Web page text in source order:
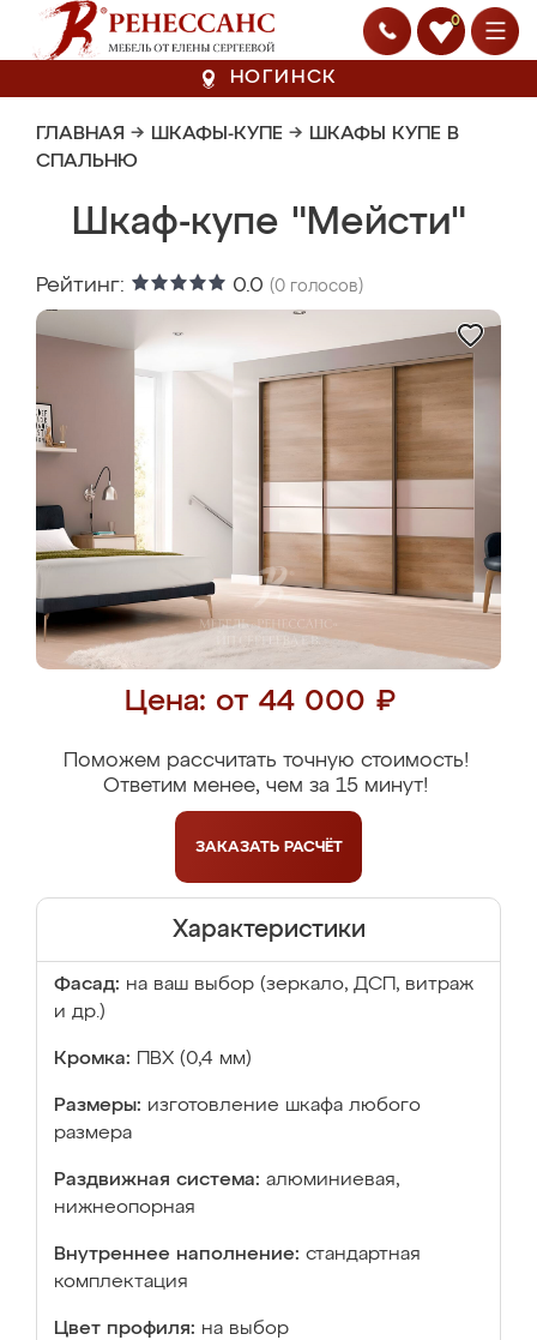
0
НОГИНСК
ГЛАВНАЯ → ШКАФЫ-КУПЕ → ШКАФЫ КУПЕ В
СПАЛЬНЮ
Шкаф-купе "Мейсти"
Рейтинг: 0.0 (0 голосов)
Цена: от 44 000 ₽
Поможем рассчитать точную стоимость!
Ответим менее, чем за 15 минут!
ЗАКАЗАТЬ РАСЧЁТ
Характеристики
Фасад: на ваш выбор (зеркало, ДСП, витраж
и др.)
Кромка: ПВХ (0,4 мм)
Размеры: изготовление шкафа любого
размера
Раздвижная система: алюминиевая,
нижнеопорная
Внутреннее наполнение: стандартная
комплектация
Цвет профиля: на выбор